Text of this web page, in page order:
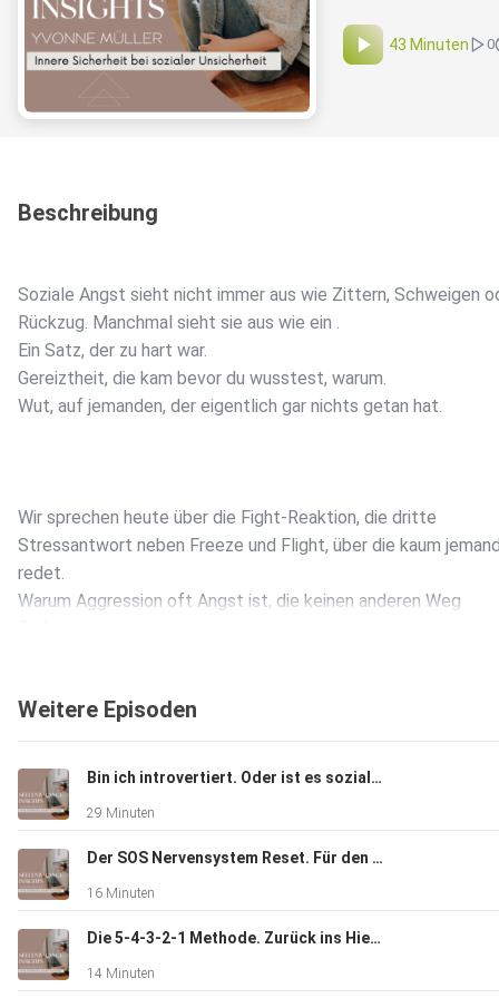
43 Minuten 0
Beschreibung
Soziale Angst sieht nicht immer aus wie Zittern, Schweigen
Rückzug. Manchmal sieht sie aus wie ein .
Ein Satz, der zu hart war.
Gereiztheit, die kam bevor du wusstest, warum.
Wut, auf jemanden, der eigentlich gar nichts getan hat.
Wir sprechen heute über die Fight-Reaktion, die dritte
Stressantwort neben Freeze und Flight, über die kaum jemand
redet.
Warum Aggression oft Angst ist, die keinen anderen Weg
Und wie echter Wandel aussieht von reaktiver Schärfe zu
Das lernst du in dieser Episode:Was die
Fight-Reaktion ist und warum sie so wenig verstanden wird
Wie soziale Angst sich als Gereiztheit, Sarkasmus und Schärfe
zeigt
Wie du die Angst hinter der Wut erkennst
Drei konkrete Tools für mehr Bewusstsein und Steuerung
Weitere Episoden
Bin ich introvertiert. Oder ist es soziale Angst.
29 Minuten
Der SOS Nervensystem Reset. Für den Moment, in dem es gerade passiert.
16 Minuten
Die 5-4-3-2-1 Methode. Zurück ins Hier und Jetzt, wenn Angst dich wegzieht.
14 Minuten